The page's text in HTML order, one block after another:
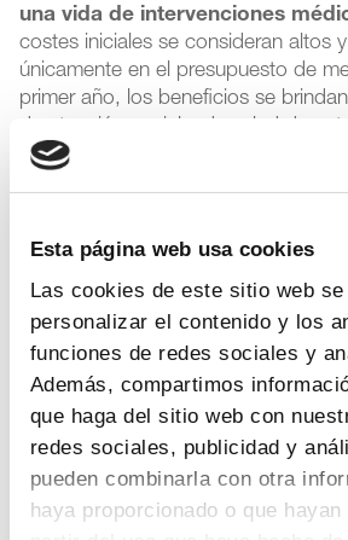
Esta página web usa cookies
Las cookies de este sitio web
personalizar el contenido y los
funciones de redes sociales y
Además, compartimos
que haga del sitio web con
redes sociales, publicidad y
pueden combinarla con otra
haya proporcionado o que
una vida de intervenciones
costes iniciales se consideran altos
únicamente en el presupuesto de
primer año, los beneficios se
paciente”, aseguran desde la
proponen utilizar modelos de pago
basadosen la medición de
pacientes y a los profesionales
proceso de evaluación, y llevar a
eficiente de datos en la práctica
recogidos de la experiencia del
confirmar la eficacia de los
eliminar la incertidumbre que existía
financiación (Real World Evidence,